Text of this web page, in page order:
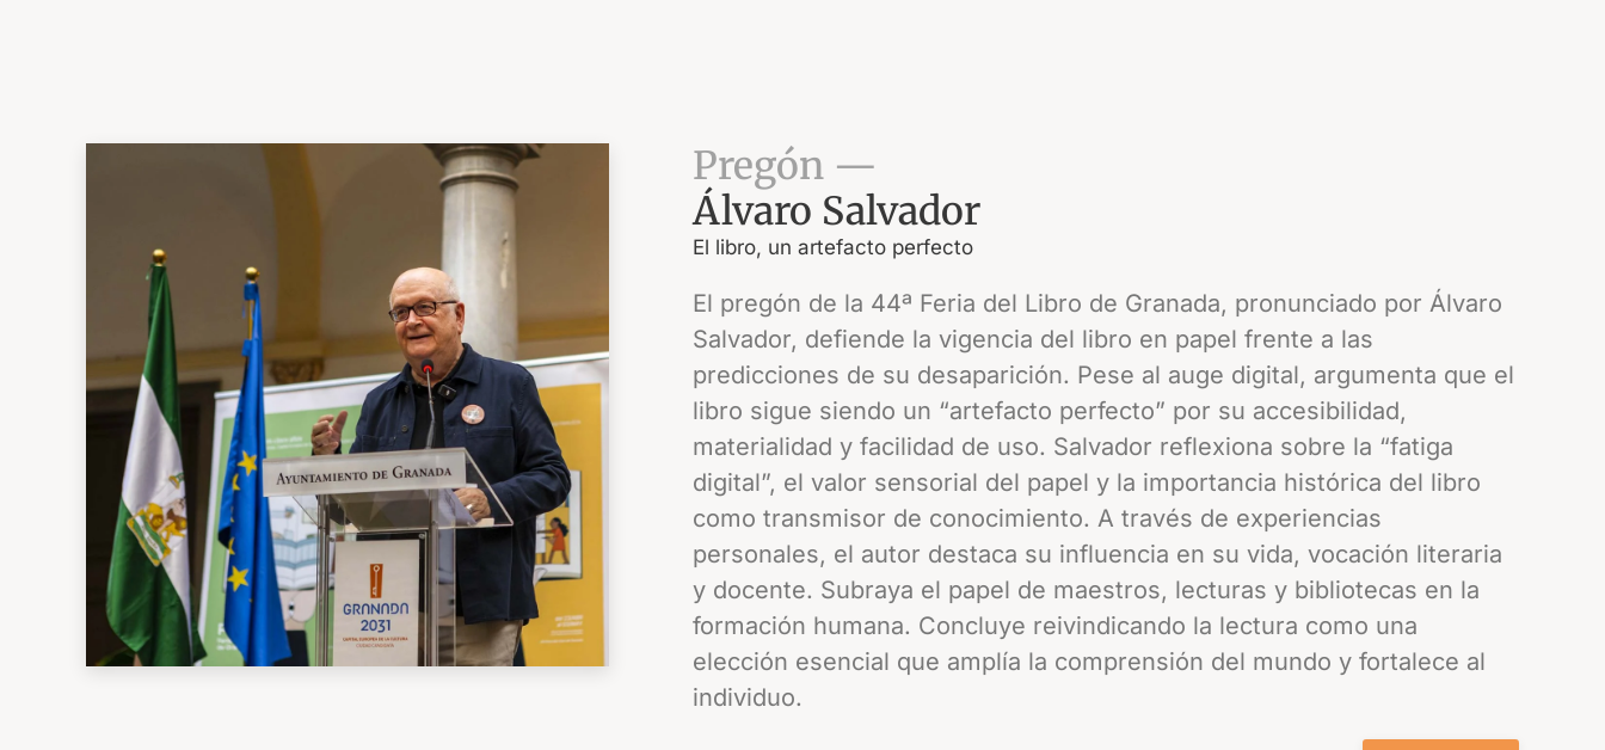
Pregón —
Álvaro Salvador
El libro, un artefacto perfecto
El pregón de la 44ª Feria del Libro de Granada, pronunciado por Álvaro
Salvador, defiende la vigencia del libro en papel frente a las
predicciones de su desaparición. Pese al auge digital, argumenta que el
libro sigue siendo un “artefacto perfecto” por su accesibilidad,
materialidad y facilidad de uso. Salvador reflexiona sobre la “fatiga
digital”, el valor sensorial del papel y la importancia histórica del libro
como transmisor de conocimiento. A través de experiencias
personales, el autor destaca su influencia en su vida, vocación literaria
y docente. Subraya el papel de maestros, lecturas y bibliotecas en la
formación humana. Concluye reivindicando la lectura como una
elección esencial que amplía la comprensión del mundo y fortalece al
individuo.